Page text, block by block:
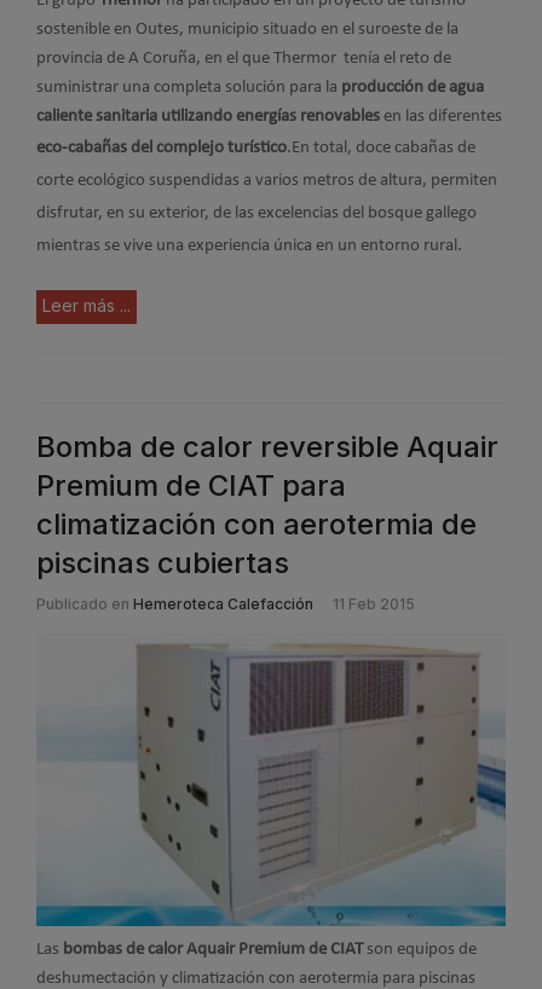
sostenible en Outes, municipio situado en el suroeste de la
provincia de A Coruña, en el que Thermor tenía el reto de
suministrar una completa solución para la producción de agua
caliente sanitaria utilizando energías renovables en las diferentes
eco-cabañas del complejo turístico.En total, doce cabañas de
corte ecológico suspendidas a varios metros de altura, permiten
disfrutar, en su exterior, de las excelencias del bosque gallego
mientras se vive una experiencia única en un entorno rural.
Leer más ...
Bomba de calor reversible Aquair
Premium de CIAT para
climatización con aerotermia de
piscinas cubiertas
Publicado en Hemeroteca Calefacción 11 Feb 2015
Las bombas de calor Aquair Premium de CIATson equipos de
deshumectación y climatización con aerotermia para piscinas